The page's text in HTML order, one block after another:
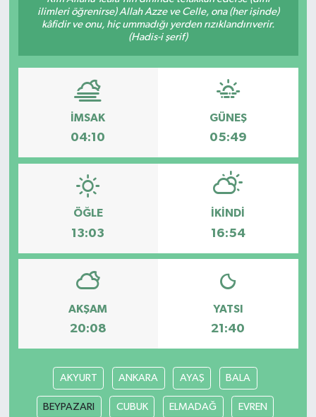
ilimleri öğrenirse) Allah Azze ve Celle, ona (her işinde)
kâfidir ve onu, hiç ummadığı yerden rızıklandırıverir.
(Hadis-i şerif)
İMSAK
04:10
GÜNEŞ
05:49
ÖĞLE
13:03
İKINDI
16:54
AKŞAM
20:08
YATSI
21:40
AKYURT ANKARA AYAŞ BALA
BEYPAZARI CUBUK ELMADAĞ EVREN
Siyaset
Kültür Sanat
Korkut
Bulanık
Malazgirt
Varto